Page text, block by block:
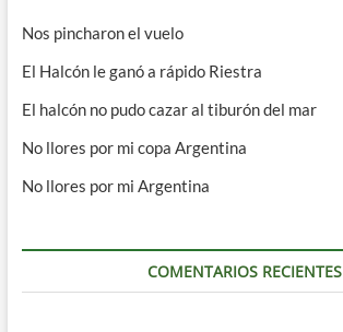
Nos pincharon el vuelo
El Halcón le ganó a rápido Riestra
El halcón no pudo cazar al tiburón del mar
No llores por mi copa Argentina
No llores por mi Argentina
COMENTARIOS RECIENTES